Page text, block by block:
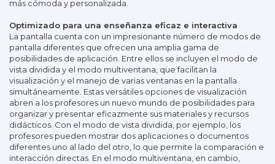
más cómoda y personalizada.
Optimizado para una enseñanza eficaz e interactiva
La pantalla cuenta con un impresionante número de modos de
pantalla diferentes que ofrecen una amplia gama de
posibilidades de aplicación. Entre ellos se incluyen el modo de
vista dividida y el modo multiventana, que facilitan la
visualización y el manejo de varias ventanas en la pantalla
simultáneamente. Estas versátiles opciones de visualización
abren a los profesores un nuevo mundo de posibilidades para
organizar y presentar eficazmente sus materiales y recursos
didácticos. Con el modo de vista dividida, por ejemplo, los
profesores pueden mostrar dos aplicaciones o documentos
diferentes uno al lado del otro, lo que permite la comparación e
interacción directas. En el modo multiventana, en cambio,